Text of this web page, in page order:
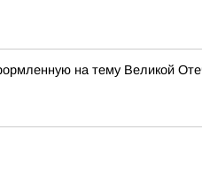
на тему Великой